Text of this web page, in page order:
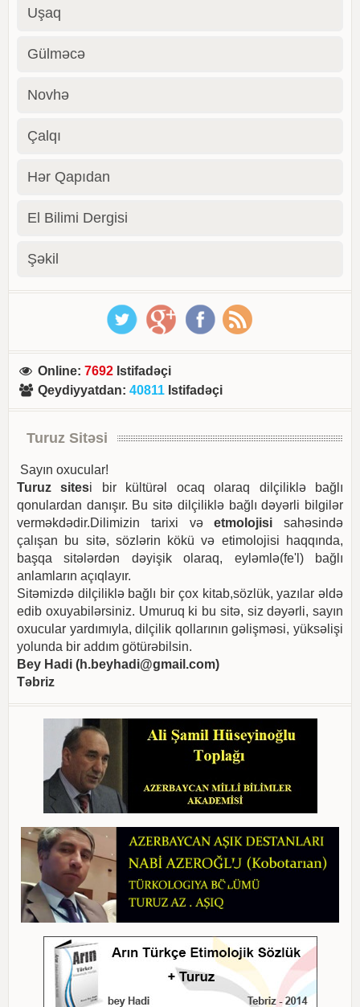
Uşaq
Gülməcə
Novhə
Çalqı
Hər Qapıdan
El Bilimi Dergisi
Şəkil
Online:7692 Istifadəçi
Qeydiyyatdan:40811 Istifadəçi
Turuz Sitəsi
Sayın oxucular!
Turuz sitesi bir kültürəl ocaq olaraq dilçiliklə bağlı
qonulardan danışır. Bu sitə dilçiliklə bağlı dəyərli bilgilər
verməkdədir.Dilimizin tarixi vəetmolojisi sahəsində
çalışan bu sitə, sözlərin kökü və etimolojisi haqqında,
başqa sitələrdən dəyişik olaraq, eyləmlə(fe'l) bağlı
anlamların açıqlayır.
Sitəmizdə dilçiliklə bağlı bir çox kitab,sözlük, yazılar əldə
edib oxuyabilərsiniz. Umuruq ki bu sitə, siz dəyərli, sayın
oxucular yardımıyla, dilçilik qollarının gəlişməsi, yüksəlişi
yolunda bir addım götürəbilsin.
Bey Hadi (h.beyhadi@gmail.com)
Təbriz